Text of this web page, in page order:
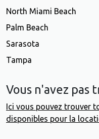
North Miami Beach
Palm Beach
Sarasota
Tampa
Vous n'avez pas
Ici vous pouvez trouver
disponibles pour la